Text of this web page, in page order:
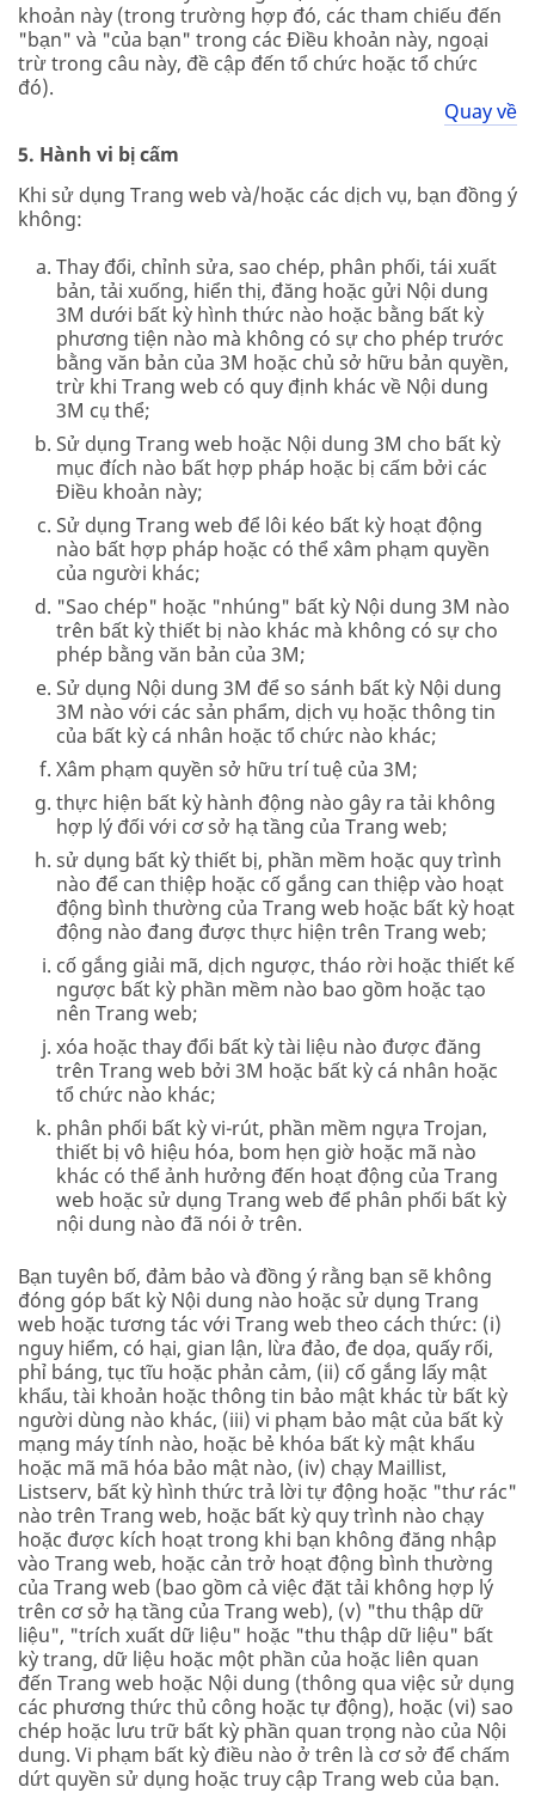
khoản này (trong trường hợp đó, các tham chiếu đến
"bạn" và "của bạn" trong các Điều khoản này, ngoại
trừ trong câu này, đề cập đến tổ chức hoặc tổ chức
đó).
Quay về
5. Hành vi bị cấm
Khi sử dụng Trang web và/hoặc các dịch vụ, bạn đồng ý
không:
Thay đổi, chỉnh sửa, sao chép, phân phối, tái xuất
bản, tải xuống, hiển thị, đăng hoặc gửi Nội dung
3M dưới bất kỳ hình thức nào hoặc bằng bất kỳ
phương tiện nào mà không có sự cho phép trước
bằng văn bản của 3M hoặc chủ sở hữu bản quyền,
trừ khi Trang web có quy định khác về Nội dung
3M cụ thể;
Sử dụng Trang web hoặc Nội dung 3M cho bất kỳ
mục đích nào bất hợp pháp hoặc bị cấm bởi các
Điều khoản này;
Sử dụng Trang web để lôi kéo bất kỳ hoạt động
nào bất hợp pháp hoặc có thể xâm phạm quyền
của người khác;
"Sao chép" hoặc "nhúng" bất kỳ Nội dung 3M nào
trên bất kỳ thiết bị nào khác mà không có sự cho
phép bằng văn bản của 3M;
Sử dụng Nội dung 3M để so sánh bất kỳ Nội dung
3M nào với các sản phẩm, dịch vụ hoặc thông tin
của bất kỳ cá nhân hoặc tổ chức nào khác;
Xâm phạm quyền sở hữu trí tuệ của 3M;
thực hiện bất kỳ hành động nào gây ra tải không
hợp lý đối với cơ sở hạ tầng của Trang web;
sử dụng bất kỳ thiết bị, phần mềm hoặc quy trình
nào để can thiệp hoặc cố gắng can thiệp vào hoạt
động bình thường của Trang web hoặc bất kỳ hoạt
động nào đang được thực hiện trên Trang web;
cố gắng giải mã, dịch ngược, tháo rời hoặc thiết kế
ngược bất kỳ phần mềm nào bao gồm hoặc tạo
nên Trang web;
xóa hoặc thay đổi bất kỳ tài liệu nào được đăng
trên Trang web bởi 3M hoặc bất kỳ cá nhân hoặc
tổ chức nào khác;
phân phối bất kỳ vi-rút, phần mềm ngựa Trojan,
thiết bị vô hiệu hóa, bom hẹn giờ hoặc mã nào
khác có thể ảnh hưởng đến hoạt động của Trang
web hoặc sử dụng Trang web để phân phối bất kỳ
nội dung nào đã nói ở trên.
Bạn tuyên bố, đảm bảo và đồng ý rằng bạn sẽ không
đóng góp bất kỳ Nội dung nào hoặc sử dụng Trang
web hoặc tương tác với Trang web theo cách thức: (i)
nguy hiểm, có hại, gian lận, lừa đảo, đe dọa, quấy rối,
phỉ báng, tục tĩu hoặc phản cảm, (ii) cố gắng lấy mật
khẩu, tài khoản hoặc thông tin bảo mật khác từ bất kỳ
người dùng nào khác, (iii) vi phạm bảo mật của bất kỳ
mạng máy tính nào, hoặc bẻ khóa bất kỳ mật khẩu
hoặc mã mã hóa bảo mật nào, (iv) chạy Maillist,
Listserv, bất kỳ hình thức trả lời tự động hoặc "thư rác"
nào trên Trang web, hoặc bất kỳ quy trình nào chạy
hoặc được kích hoạt trong khi bạn không đăng nhập
vào Trang web, hoặc cản trở hoạt động bình thường
của Trang web (bao gồm cả việc đặt tải không hợp lý
trên cơ sở hạ tầng của Trang web), (v) "thu thập dữ
liệu", "trích xuất dữ liệu" hoặc "thu thập dữ liệu" bất
kỳ trang, dữ liệu hoặc một phần của hoặc liên quan
đến Trang web hoặc Nội dung (thông qua việc sử dụng
các phương thức thủ công hoặc tự động), hoặc (vi) sao
chép hoặc lưu trữ bất kỳ phần quan trọng nào của Nội
dung. Vi phạm bất kỳ điều nào ở trên là cơ sở để chấm
dứt quyền sử dụng hoặc truy cập Trang web của bạn.